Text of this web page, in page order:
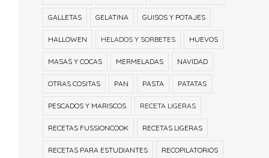
GALLETAS GELATINA GUISOS Y POTAJES
HALLOWEN HELADOS Y SORBETES HUEVOS
MASAS Y COCAS MERMELADAS NAVIDAD
OTRAS COSITAS PAN PASTA PATATAS
PESCADOS Y MARISCOS RECETA LIGERAS
RECETAS FUSSIONCOOK RECETAS LIGERAS
RECETAS PARA ESTUDIANTES RECOPILATORIOS